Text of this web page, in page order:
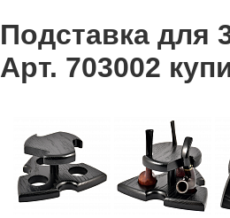
Подставка для
Арт. 703002